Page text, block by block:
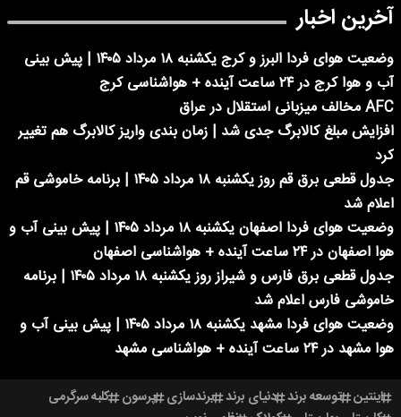
آخرین اخبار
وضعیت هوای فردا البرز و کرج یکشنبه ۱۸ مرداد ۱۴۰۵ | پیش بینی
آب و هوا کرج در ۲۴ ساعت آینده + هواشناسی کرج
AFC مخالف میزبانی استقلال در عراق
افزایش مبلغ کالابرگ جدی شد | زمان بندی واریز کالابرگ هم تغییر
کرد
جدول قطعی برق قم روز یکشنبه ۱۸ مرداد ۱۴۰۵ | برنامه خاموشی قم
اعلام شد
وضعیت هوای فردا اصفهان یکشنبه ۱۸ مرداد ۱۴۰۵ | پیش بینی آب و
هوا اصفهان در ۲۴ ساعت آینده + هواشناسی اصفهان
جدول قطعی برق فارس و شیراز روز یکشنبه ۱۸ مرداد ۱۴۰۵ | برنامه
خاموشی فارس اعلام شد
وضعیت هوای فردا مشهد یکشنبه ۱۸ مرداد ۱۴۰۵ | پیش بینی آب و
هوا مشهد در ۲۴ ساعت آینده + هواشناسی مشهد
اینتین توسعه برند دنیای برند برندسازی پرسون کلبه سرگرمی